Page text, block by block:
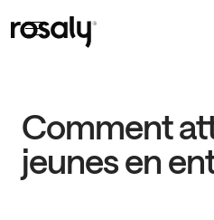
Comment
jeunes en